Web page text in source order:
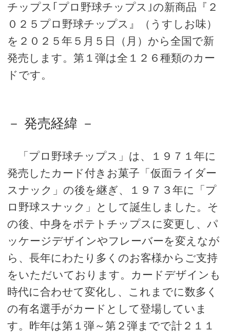
チップス｢プロ野球チップス｣の新商品『２
０２５プロ野球チップス』（うすしお味）
を２０２５年５月５日（月）から全国で新
発売します。第１弾は全１２６種類のカー
ドです。
－ 発売経緯 －
「プロ野球チップス」は、１９７１年に
発売したカード付きお菓子「仮面ライダー
スナック」の後を継ぎ、１９７３年に「プ
ロ野球スナック」として誕生しました。そ
の後、中身をポテトチップスに変更し、パ
ッケージデザインやフレーバーを変えなが
ら、長年にわたり多くのお客様からご支持
をいただいております。カードデザインも
時代に合わせて変化し、これまでに数多く
の有名選手がカードとして登場していま
す。昨年は第１弾～第２弾までで計２１１